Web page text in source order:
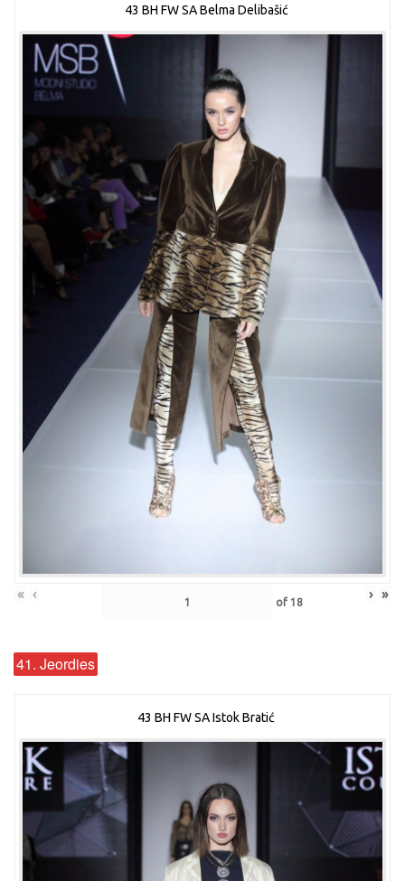
43 BH FW SA Belma Delibašić
« ‹ of 18 › »
41. Jeordies
43 BH FW SA Istok Bratić